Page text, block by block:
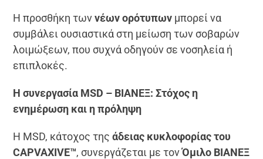
Η προσθήκη τωννέων ορότυπων μπορεί να
συμβάλει ουσιαστικά στη μείωση των σοβαρών
λοιμώξεων, που συχνά οδηγούν σε νοσηλεία ή
επιπλοκές.
Η συνεργασία MSD – ΒΙΑΝΕΞ: Στόχος η
ενημέρωση και η πρόληψη
Η MSD, κάτοχος τηςάδειας κυκλοφορίας του
CAPVAXIVE™, συνεργάζεται με τονΌμιλο ΒΙΑΝΕΞ